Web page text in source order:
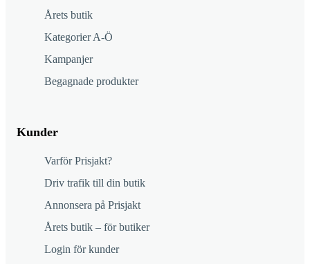
Årets butik
Kategorier A-Ö
Kampanjer
Begagnade produkter
Kunder
Varför Prisjakt?
Driv trafik till din butik
Annonsera på Prisjakt
Årets butik – för butiker
Login för kunder